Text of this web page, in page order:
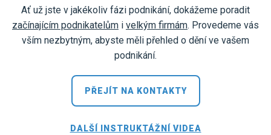
Ať už jste v jakékoliv fázi podnikání, dokážeme poradit
začínajícím podnikatelům i velkým firmám. Provedeme vás
vším nezbytným, abyste měli přehled o dění ve vašem
podnikání.
PŘEJÍT NA KONTAKTY
DALŠÍ INSTRUKTÁŽNÍ VIDEA